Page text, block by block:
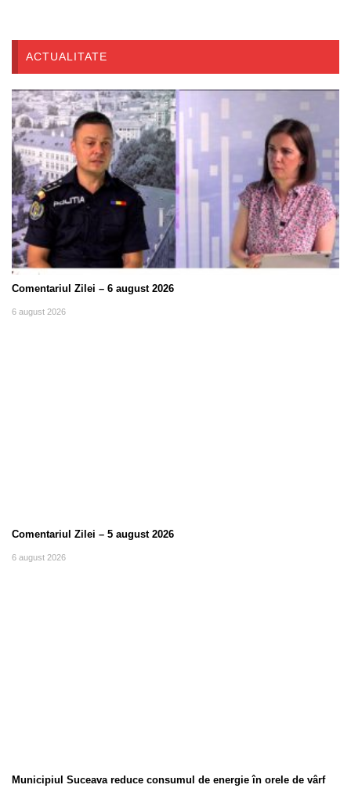
ACTUALITATE
Comentariul Zilei – 6 august 2026
6 august 2026
Comentariul Zilei – 5 august 2026
6 august 2026
Municipiul Suceava reduce consumul de energie în orele de vârf